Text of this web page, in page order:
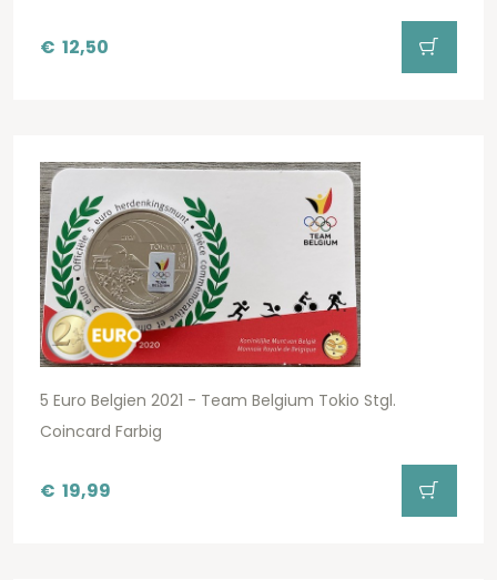
€ 12,50
5 Euro Belgien 2021 - Team Belgium Tokio Stgl.
Coincard Farbig
€ 19,99